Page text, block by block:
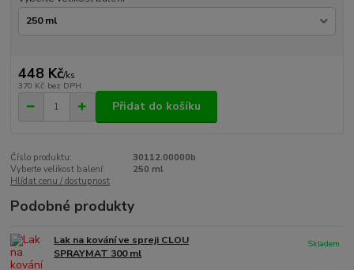
448 Kč/ks
370 Kč bez DPH
Přidat do košíku
Číslo produktu:
30112.00000b
Vyberte velikost balení:
250 ml
Hlídat cenu / dostupnost
Podobné produkty
Lak na kování ve spreji CLOU
SPRAYMAT 300 ml
Skladem